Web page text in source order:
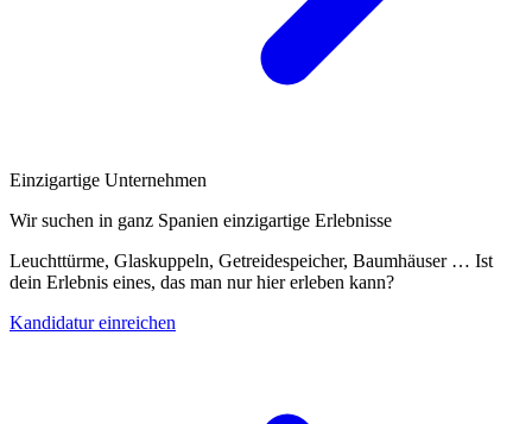
Einzigartige Unternehmen
Wir suchen in ganz Spanien einzigartige Erlebnisse
Leuchttürme, Glaskuppeln, Getreidespeicher, Baumhäuser … Ist
dein Erlebnis eines, das man nur hier erleben kann?
Kandidatur einreichen